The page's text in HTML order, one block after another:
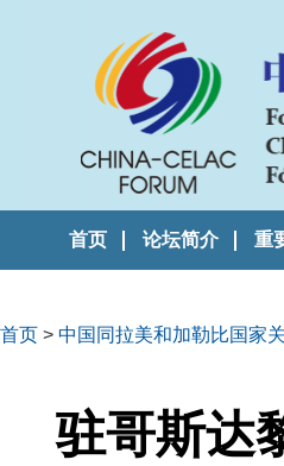
首页 论坛简介 重
首页 > 中国同拉美和加勒比国家
驻哥斯达